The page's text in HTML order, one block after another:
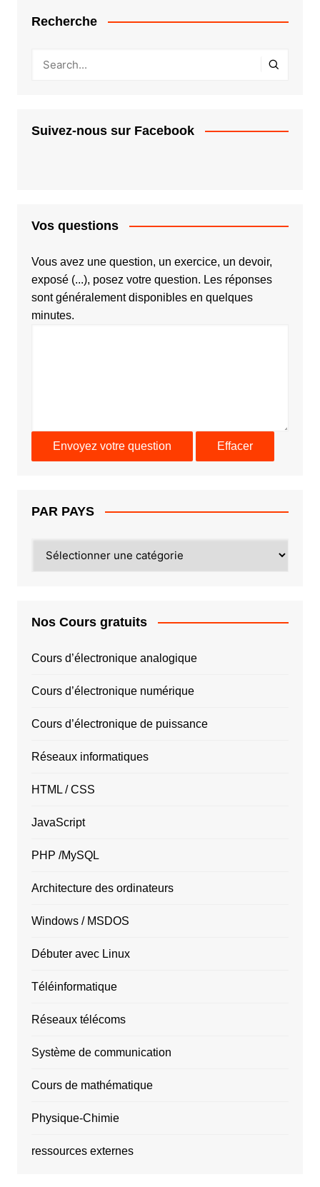
Recherche
Suivez-nous sur Facebook
Vos questions
Vous avez une question, un exercice, un devoir,
exposé (...), posez votre question. Les réponses
sont généralement disponibles en quelques
minutes.
PAR PAYS
PAYS
Nos Cours gratuits
Cours d’électronique analogique
Cours d’électronique numérique
Cours d’électronique de puissance
Réseaux informatiques
HTML / CSS
JavaScript
PHP /MySQL
Architecture des ordinateurs
Windows / MSDOS
Débuter avec Linux
Téléinformatique
Réseaux télécoms
Système de communication
Cours de mathématique
Physique-Chimie
ressources externes